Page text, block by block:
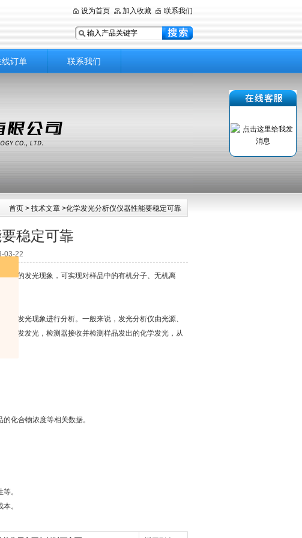
设为首页 加入收藏 联系我们
线订单 联系我们
首页 > 技术文章 >化学发光分析仪仪器性能要稳定可靠
稳定可靠
03-22
生的发光现象，可实现对样品中的有机分子、无机离
。
发光现象进行分析。一般来说，发光分析仪由光源、
激发发光，检测器接收并检测样品发出的化学发光，从
化合物浓度等相关数据。
。
。